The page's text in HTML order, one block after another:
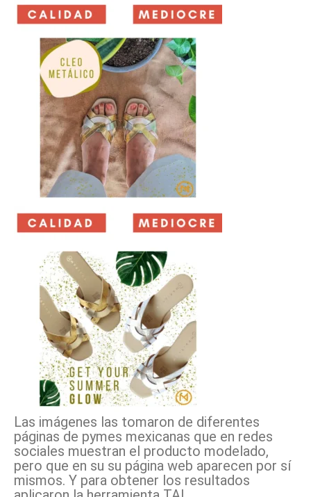
Las imágenes las tomaron de diferentes
páginas de pymes mexicanas que en redes
sociales muestran el producto modelado,
pero que en su su página web aparecen por sí
mismos. Y para obtener los resultados